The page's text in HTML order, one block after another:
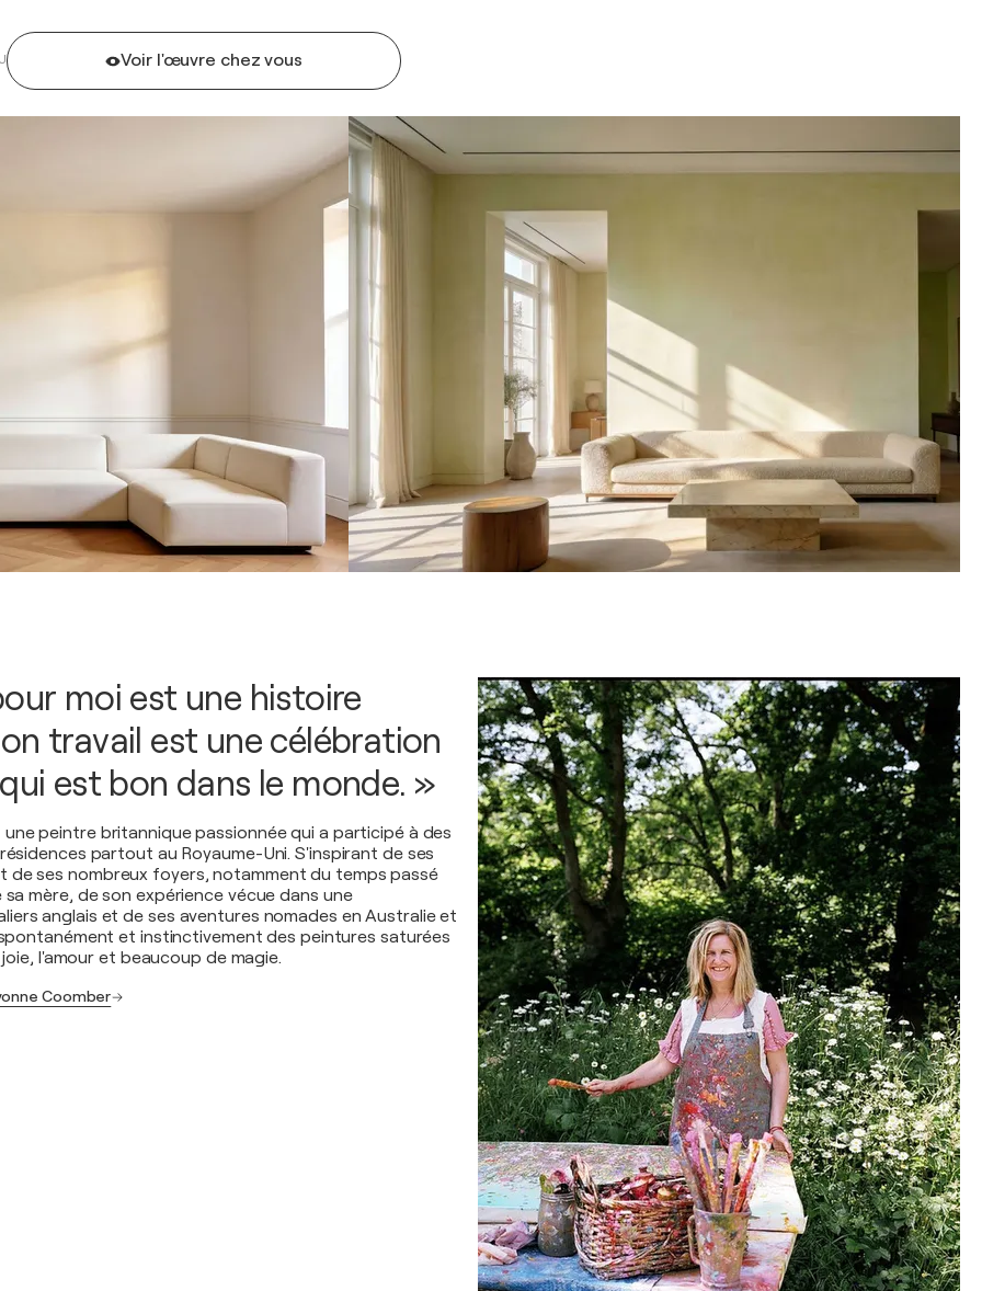
Voir l'œuvre chez vous
moi est une histoire
travail est une célébration
est bon dans le monde. »
peintre britannique passionnée qui a participé à des
partout au Royaume-Uni. S'inspirant de ses
de ses nombreux foyers, notamment du temps passé
mère, de son expérience vécue dans une
anglais et de ses aventures nomades en Australie et
et instinctivement des peintures saturées
l'amour et beaucoup de magie.
Coomber